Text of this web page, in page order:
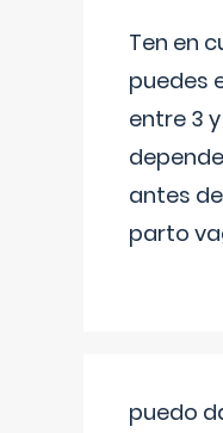
Ten en
puedes
entre 3
antes
parto
puedo